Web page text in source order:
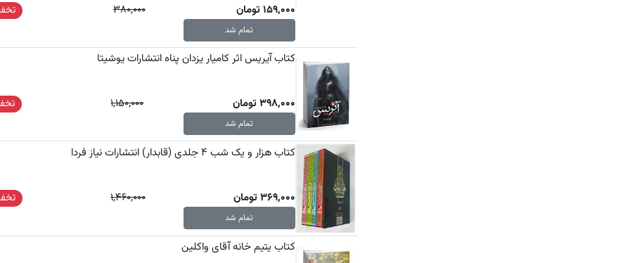
159,000 تومان 380,000
تمام شد
کتاب آیریس اثر کامیار یزدان پناه انتشارات یوشیتا
398,000 تومان 1,150,000
تمام شد
کتاب هزار و یک شب 4 جلدی (قابدار) انتشارات نیاز فردا
369,000 تومان 1,460,000
تمام شد
کتاب یتیم خانه آقای واکلین